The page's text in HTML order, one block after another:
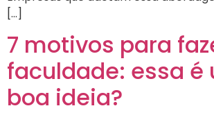
[…]
7 motivos para
faculdade: essa é
boa ideia?